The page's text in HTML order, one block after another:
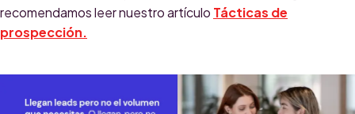
recomendamos leer nuestro artículo Tácticas de
prospección.